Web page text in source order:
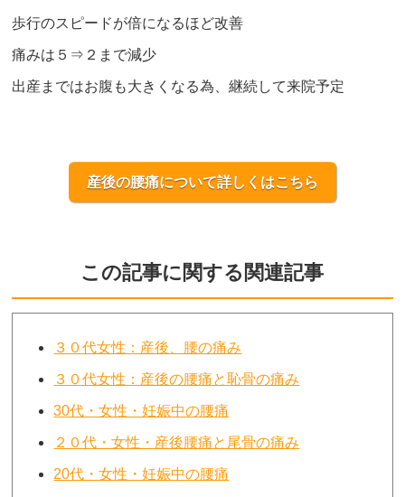
歩行のスピードが倍になるほど改善
痛みは５⇒２まで減少
出産まではお腹も大きくなる為、継続して来院予定
産後の腰痛について詳しくはこちら
この記事に関する関連記事
３０代女性：産後、腰の痛み
３０代女性：産後の腰痛と恥骨の痛み
30代・女性・妊娠中の腰痛
２０代・女性・産後腰痛と尾骨の痛み
20代・女性・妊娠中の腰痛